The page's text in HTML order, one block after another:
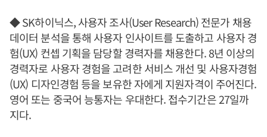
◆ SK하이닉스, 사용자 조사(User Research) 전문가 채용
데이터 분석을 통해 사용자 인사이트를 도출하고 사용자 경
험(UX) 컨셉 기획을 담당할 경력자를 채용한다. 8년 이상의
경력자로 사용자 경험을 고려한 서비스 개선 및 사용자경험
(UX) 디자인경험 등을 보유한 자에게 지원자격이 주어진다.
영어 또는 중국어 능통자는 우대한다. 접수기간은 27일까
지다.